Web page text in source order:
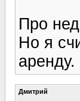
Про
Но я
Дмитрий